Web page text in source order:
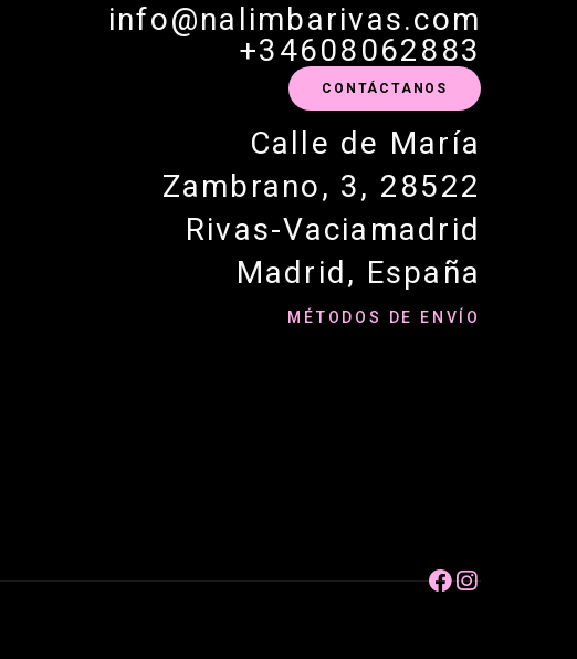
info@nalimbarivas.com
+34608062883
CONTÁCTANOS
Calle de María
Zambrano, 3, 28522
Rivas-Vaciamadrid
Madrid, España
MÉTODOS DE ENVÍO
